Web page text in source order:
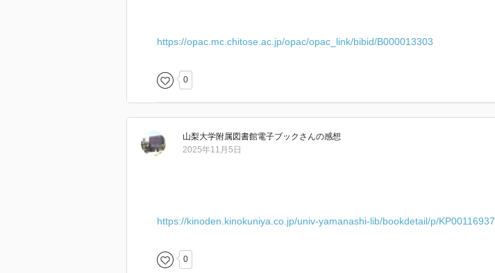
https://opac.mc.chitose.ac.jp/opac/opac_link/bibid/B000013303
0
山梨大学附属図書館電子ブック さんの感想
2025年11月5日
https://kinoden.kinokuniya.co.jp/univ-yamanashi-lib/bookdetail/p/KP00116937
0